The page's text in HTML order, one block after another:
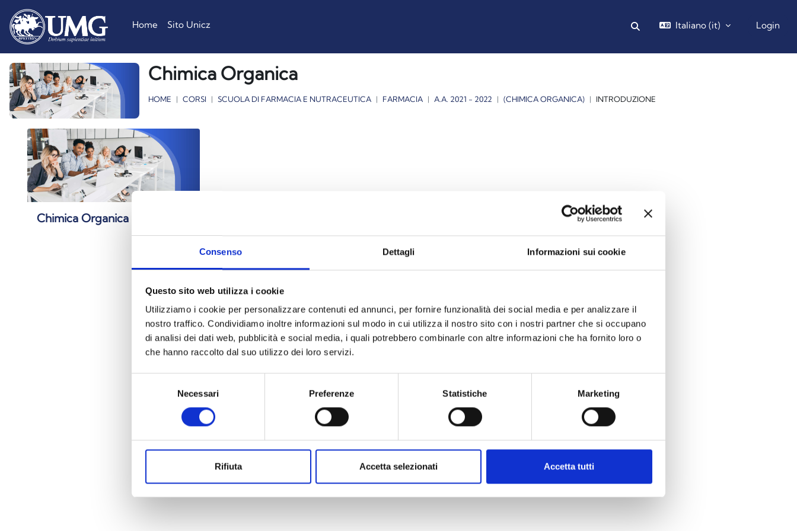
Consenso Dettagli Informazioni sui cookie
Questo sito web utilizza i cookie
Utilizziamo i cookie per personalizzare contenuti ed annunci, per fornire funzionalità dei social media e per analizzare il
nostro traffico. Condividiamo inoltre informazioni sul modo in cui utilizza il nostro sito con i nostri partner che si occupano
di analisi dei dati web, pubblicità e social media, i quali potrebbero combinarle con altre informazioni che ha fornito loro o
che hanno raccolto dal suo utilizzo dei loro servizi.
Necessari Preferenze Statistiche Marketing
Rifiuta Accetta selezionati Accetta tutti
Home
Sito Unicz Attiva/disattiva input di ricerca
Italiano ‎(it)‎ Login
Chimica Organica
HOME CORSI SCUOLA DI FARMACIA E NUTRACEUTICA FARMACIA A.A. 2021 - 2022 (CHIMICA ORGANICA) INTRODUZIONE
Chimica Organica